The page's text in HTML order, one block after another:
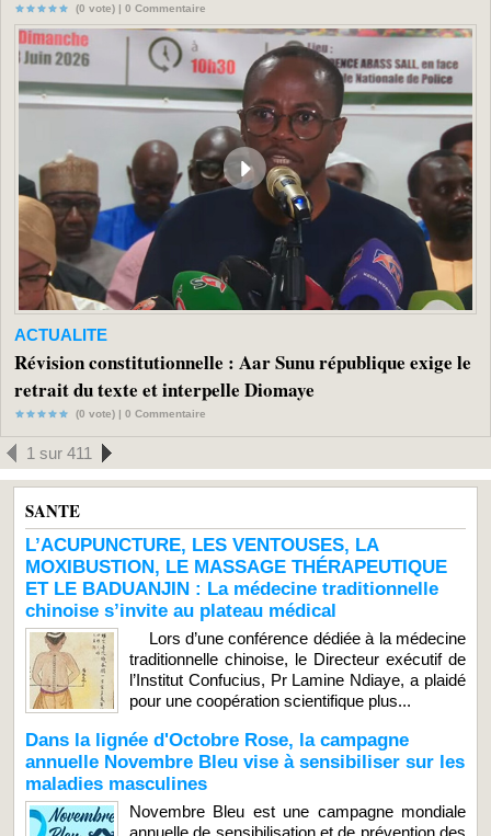
(0 vote) | 0 Commentaire
ACTUALITE
Révision constitutionnelle : Aar Sunu république exige le
retrait du texte et interpelle Diomaye
(0 vote) | 0 Commentaire
1 sur 411
SANTE
L’ACUPUNCTURE, LES VENTOUSES, LA
MOXIBUSTION, LE MASSAGE THÉRAPEUTIQUE
ET LE BADUANJIN : La médecine traditionnelle
chinoise s’invite au plateau médical
Lors d’une conférence dédiée à la médecine
traditionnelle chinoise, le Directeur exécutif de
l’Institut Confucius, Pr Lamine Ndiaye, a plaidé
pour une coopération scientifique plus...
Dans la lignée d'Octobre Rose, la campagne
annuelle Novembre Bleu vise à sensibiliser sur les
maladies masculines
Novembre Bleu est une campagne mondiale
annuelle de sensibilisation et de prévention des